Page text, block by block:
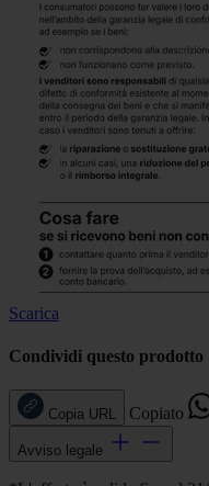
Scarica
Condividi questo prodotto
Copia URL Copiato
Avviso legale